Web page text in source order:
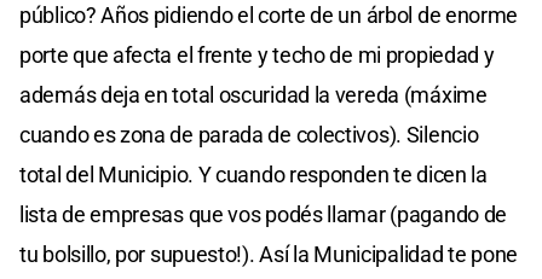
público? Años pidiendo el corte de un árbol de enorme
porte que afecta el frente y techo de mi propiedad y
además deja en total oscuridad la vereda (máxime
cuando es zona de parada de colectivos). Silencio
total del Municipio. Y cuando responden te dicen la
lista de empresas que vos podés llamar (pagando de
tu bolsillo, por supuesto!). Así la Municipalidad te pone